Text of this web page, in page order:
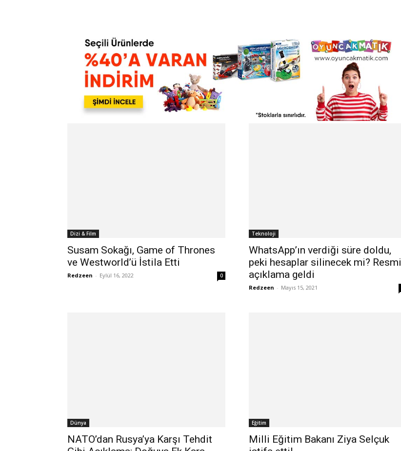
Dizi & Film
Susam Sokağı, Game of Thrones
ve Westworld’ü İstila Etti
Redzeen - Eylül 16, 2022 0
Teknoloji
WhatsApp’ın verdiği süre doldu,
peki hesaplar silinecek mi? Resmi
açıklama geldi
Redzeen - Mayıs 15, 2021
Dünya
NATO’dan Rusya’ya Karşı Tehdit
Eğitim
Milli Eğitim Bakanı Ziya Selçuk